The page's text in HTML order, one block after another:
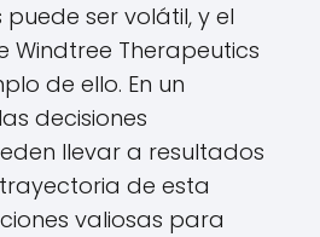
ser volátil, y el
Windtree Therapeutics
de ello. En un
decisiones
llevar a resultados
de esta
valiosas para